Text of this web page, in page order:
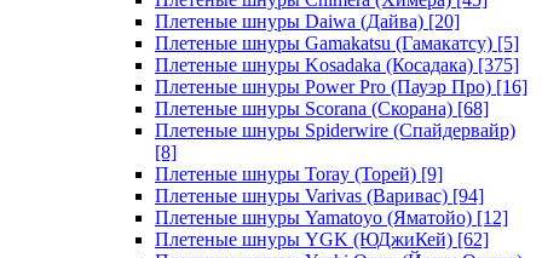
Плетеные шнуры Daiwa (Дайва) [20]
Плетеные шнуры Gamakatsu (Гамакатсу) [5]
Плетеные шнуры Kosadaka (Косадака) [375]
Плетеные шнуры Power Pro (Пауэр Про) [16]
Плетеные шнуры Scorana (Скорана) [68]
Плетеные шнуры Spiderwire (Спайдервайр)
[8]
Плетеные шнуры Toray (Торей) [9]
Плетеные шнуры Varivas (Варивас) [94]
Плетеные шнуры Yamatoyo (Яматойо) [12]
Плетеные шнуры YGK (ЮДжиКей) [62]